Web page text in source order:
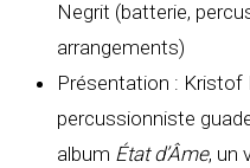
Negrit (batterie,
arrangements)
Présentation : Kristof
percussionniste
album État d’Âme, un